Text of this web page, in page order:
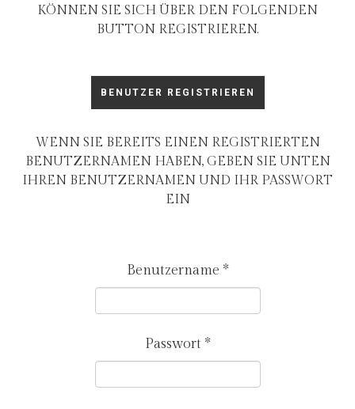
KÖNNEN SIE SICH ÜBER DEN FOLGENDEN
BUTTON REGISTRIEREN.
BENUTZER REGISTRIEREN
WENN SIE BEREITS EINEN REGISTRIERTEN
BENUTZERNAMEN HABEN, GEBEN SIE UNTEN
IHREN BENUTZERNAMEN UND IHR PASSWORT
EIN
Benutzername *
Passwort *